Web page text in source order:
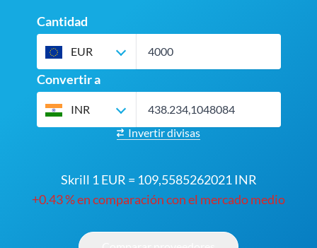
Cantidad
EUR
Convertir a
INR
Invertir divisas
Skrill 1 EUR = 109,5585262021 INR
+0.43 % en comparación con el mercado medio